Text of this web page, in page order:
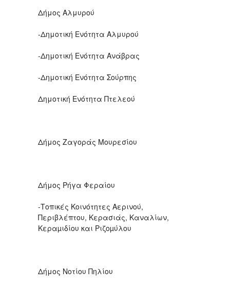
Δήμος Αλμυρού
-Δημοτική Ενότητα Αλμυρού
-Δημοτική Ενότητα Ανάβρας
-Δημοτική Ενότητα Σούρπης
Δημοτική Ενότητα Πτελεού
Δήμος Ζαγοράς Μουρεσίου
Δήμος Ρήγα Φεραίου
-Τοπικές Κοινότητες Αερινού,
Περιβλέπτου, Κερασιάς, Καναλίων,
Κεραµιδίου και Ριζοµύλου
Δήμος Νοτίου Πηλίου